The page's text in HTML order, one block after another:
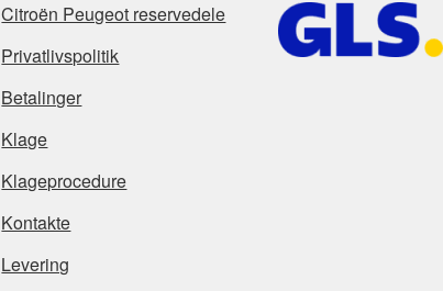
Citroën Peugeot reservedele
Privatlivspolitik
Betalinger
Klage
Klageprocedure
Kontakte
Levering